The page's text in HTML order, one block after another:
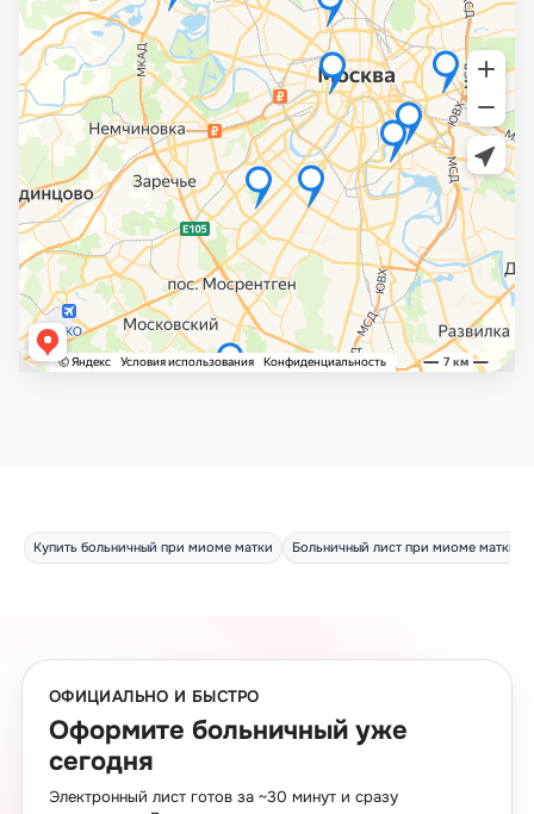
Купить больничный при миоме матки Больничный лист при миоме матки
ОФИЦИАЛЬНО И БЫСТРО
Оформите больничный уже
сегодня
Электронный лист готов за ~30 минут и сразу